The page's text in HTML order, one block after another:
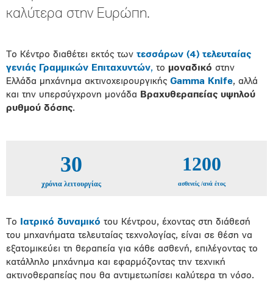
καλύτερα στην Ευρώπη.
Το Κέντρο διαθέτει εκτός των τεσσάρων (4) τελευταίας
γενιάς Γραμμικών Επιταχυντών, το μοναδικό στην
Ελλάδα μηχάνημα ακτινοχειρουργικής Gamma Knife, αλλά
και την υπερσύγχρονη μονάδα Βραχυθεραπείας υψηλού
ρυθμού δόσης.
30
χρόνια λειτουργίας
1200
ασθενείς /ανά έτος
Το Ιατρικό δυναμικό του Κέντρου, έχοντας στη διάθεσή
του μηχανήματα τελευταίας τεχνολογίας, είναι σε θέση να
εξατομικεύει τη θεραπεία για κάθε ασθενή, επιλέγοντας το
κατάλληλο μηχάνημα και εφαρμόζοντας την τεχνική
ακτινοθεραπείας που θα αντιμετωπίσει καλύτερα τη νόσο.